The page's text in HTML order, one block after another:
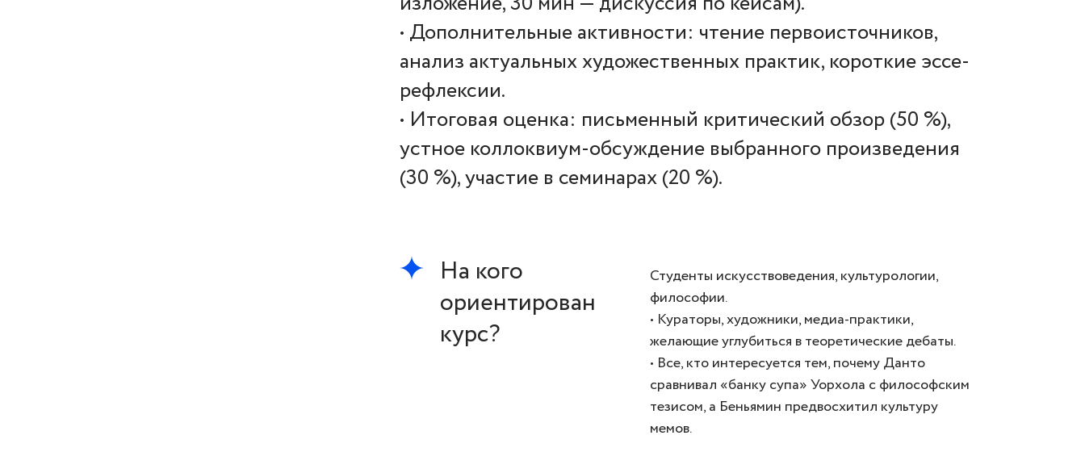
• Дополнительные активности: чтение первоисточников,
анализ актуальных художественных практик, короткие эссе-
рефлексии.
• Итоговая оценка: письменный критический обзор (50 %),
устное коллоквиум-обсуждение выбранного произведения
(30 %), участие в семинарах (20 %).
На кого
ориентирован
курс?
Студенты искусствоведения, культурологии,
философии.
• Кураторы, художники, медиа-практики,
желающие углубиться в теоретические дебаты.
• Все, кто интересуется тем, почему Данто
сравнивал «банку супа» Уорхола с философским
тезисом, а Беньямин предвосхитил культуру
мемов.